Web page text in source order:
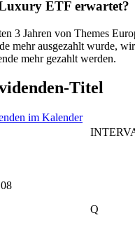
ETF erwartet?
3 Jahren von Themes
mehr ausgezahlt wurde,
mehr gezahlt werden.
Titel
im Kalender
Q